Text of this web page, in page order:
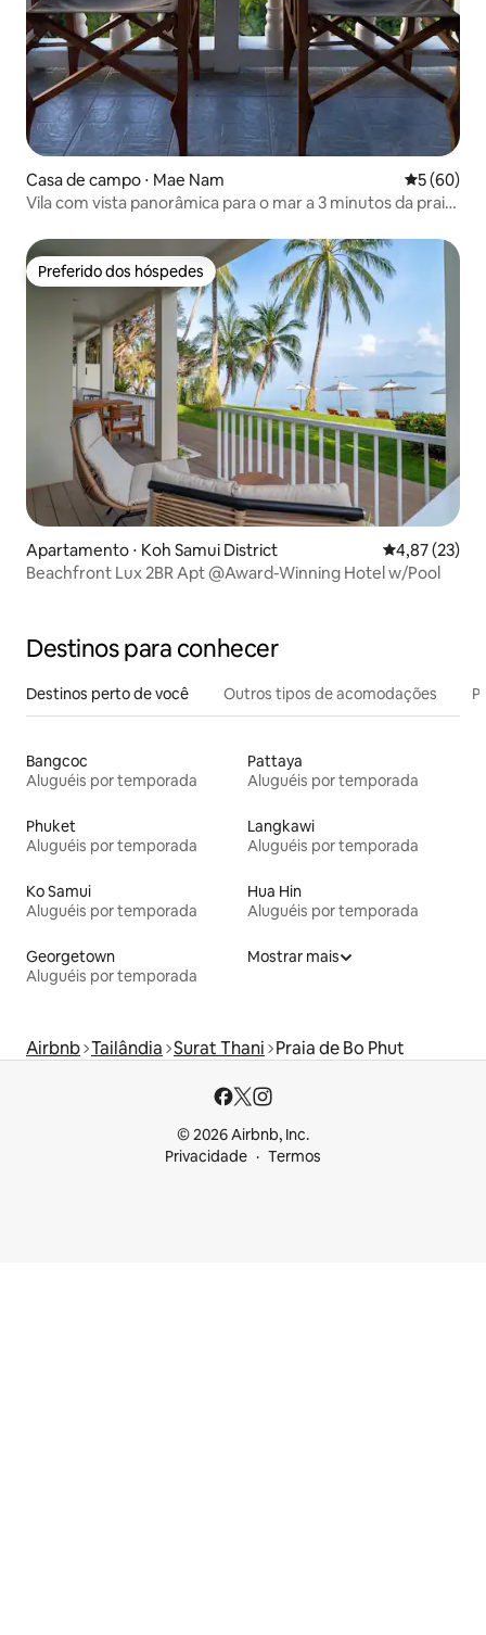
Casa de campo ⋅ Mae Nam 5 de uma
5 (60)
Vila com vista panorâmica para o mar a 3 minutos da praia
Preferido dos hóspedes
Preferido dos hóspedes
Apartamento ⋅ Koh Samui District 4,87 de uma
4,87 (23)
Beachfront Lux 2BR Apt @Award-Winning Hotel w/Pool
Destinos para conhecer
Destinos perto de você Outros tipos de acomodações
Bangcoc
Aluguéis por temporada
Pattaya
Aluguéis por temporada
Phuket
Aluguéis por temporada
Langkawi
Aluguéis por temporada
Ko Samui
Aluguéis por temporada
Hua Hin
Aluguéis por temporada
Georgetown
Aluguéis por temporada
Mostrar mais
Airbnb Tailândia Surat Thani Praia de Bo Phut
© 2026 Airbnb, Inc.
Privacidade
Termos